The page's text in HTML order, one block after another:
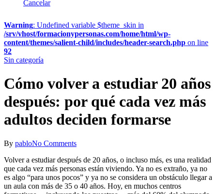
Cancelar
Warning: Undefined variable $theme_skin in
/srv/vhost/formacionypersonas.com/home/html/wp-
content/themes/salient-child/includes/header-search.php on line
92
Sin categoría
Cómo volver a estudiar 20 años
después: por qué cada vez más
adultos deciden formarse
By pabloNo Comments
Volver a estudiar después de 20 años, o incluso más, es una realidad
que cada vez más personas están viviendo. Ya no es extraño, ya no
es algo “para unos pocos” y ya no se considera un obstáculo llegar a
un aula con más de 35 o 40 años. Hoy, en muchos centros